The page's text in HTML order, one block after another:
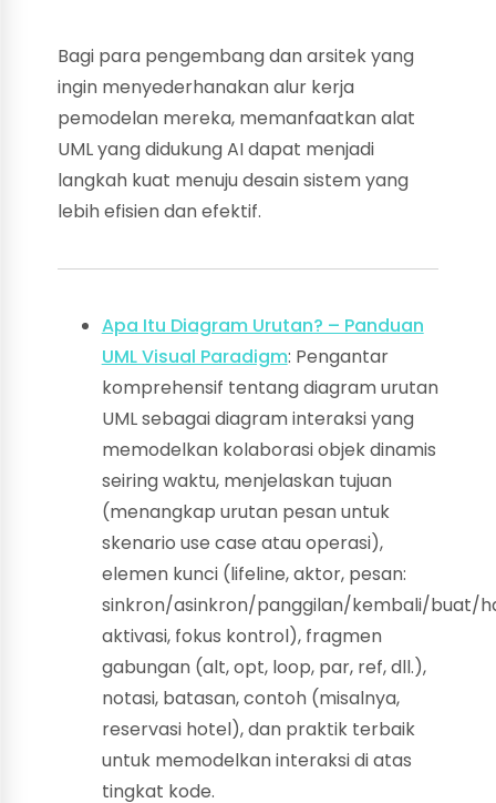
Bagi para pengembang dan arsitek yang
ingin menyederhanakan alur kerja
pemodelan mereka, memanfaatkan alat
UML yang didukung AI dapat menjadi
langkah kuat menuju desain sistem yang
lebih efisien dan efektif.
Apa Itu Diagram Urutan? – Panduan
UML Visual Paradigm: Pengantar
komprehensif tentang diagram urutan
UML sebagai diagram interaksi yang
memodelkan kolaborasi objek dinamis
seiring waktu, menjelaskan tujuan
(menangkap urutan pesan untuk
skenario use case atau operasi),
elemen kunci (lifeline, aktor, pesan:
sinkron/asinkron/panggilan/kembali/buat/
aktivasi, fokus kontrol), fragmen
gabungan (alt, opt, loop, par, ref, dll.),
notasi, batasan, contoh (misalnya,
reservasi hotel), dan praktik terbaik
untuk memodelkan interaksi di atas
tingkat kode.